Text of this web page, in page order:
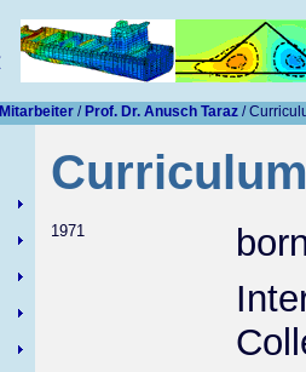
Mitarbeiter/ Prof. Dr. Anusch Taraz/
1971